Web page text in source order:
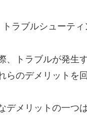
ラブルシューテ
、トラブルが発生
らのデメリットを
デメリットの一つ